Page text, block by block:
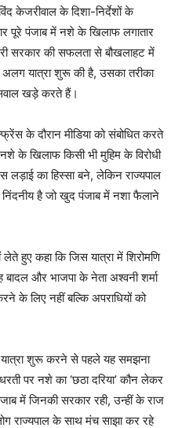
केजरीवाल के दिशा-निर्देशों के
पूरे पंजाब में नशे के खिलाफ लगातार
सरकार की सफलता से बौखलाहट में
यात्रा शुरू की है, उसका तरीका
खड़े करते हैं।
के दौरान मीडिया को संबोधित करते
के खिलाफ किसी भी मुहिम के विरोधी
लड़ाई का हिस्सा बने, लेकिन राज्यपाल
है जो खुद पंजाब में नशा फैलाने
हुए कहा कि जिस यात्रा में शिरोमणि
और भाजपा के नेता अश्वनी शर्मा
के लिए नहीं बल्कि अपराधियों को
यात्रा शुरू करने से पहले यह समझना
पर नशे का ‘छठा दरिया’ कौन लेकर
में जिनकी सरकार रही, उन्हीं के राज
राज्यपाल के साथ मंच साझा कर रहे